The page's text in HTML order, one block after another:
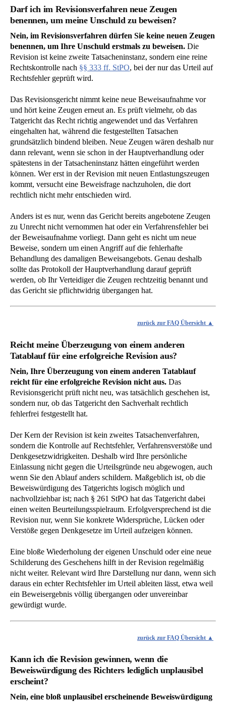
Darf ich im Revisionsverfahren neue Zeugen
benennen, um meine Unschuld zu beweisen?
Nein, im Revisionsverfahren dürfen Sie keine neuen Zeugen
benennen, um Ihre Unschuld erstmals zu beweisen. Die
Revision ist keine zweite Tatsacheninstanz, sondern eine reine
Rechtskontrolle nach §§ 333 ff. StPO, bei der nur das Urteil auf
Rechtsfehler geprüft wird.
Das Revisionsgericht nimmt keine neue Beweisaufnahme vor
und hört keine Zeugen erneut an. Es prüft vielmehr, ob das
Tatgericht das Recht richtig angewendet und das Verfahren
eingehalten hat, während die festgestellten Tatsachen
grundsätzlich bindend bleiben. Neue Zeugen wären deshalb nur
dann relevant, wenn sie schon in der Hauptverhandlung oder
spätestens in der Tatsacheninstanz hätten eingeführt werden
können. Wer erst in der Revision mit neuen Entlastungszeugen
kommt, versucht eine Beweisfrage nachzuholen, die dort
rechtlich nicht mehr entschieden wird.
Anders ist es nur, wenn das Gericht bereits angebotene Zeugen
zu Unrecht nicht vernommen hat oder ein Verfahrensfehler bei
der Beweisaufnahme vorliegt. Dann geht es nicht um neue
Beweise, sondern um einen Angriff auf die fehlerhafte
Behandlung des damaligen Beweisangebots. Genau deshalb
sollte das Protokoll der Hauptverhandlung darauf geprüft
werden, ob Ihr Verteidiger die Zeugen rechtzeitig benannt und
das Gericht sie pflichtwidrig übergangen hat.
zurück zur FAQ Übersicht
Reicht meine Überzeugung von einem anderen
Tatablauf für eine erfolgreiche Revision aus?
Nein, Ihre Überzeugung von einem anderen Tatablauf
reicht für eine erfolgreiche Revision nicht aus. Das
Revisionsgericht prüft nicht neu, was tatsächlich geschehen ist,
sondern nur, ob das Tatgericht den Sachverhalt rechtlich
fehlerfrei festgestellt hat.
Der Kern der Revision ist kein zweites Tatsachenverfahren,
sondern die Kontrolle auf Rechtsfehler, Verfahrensverstöße und
Denkgesetzwidrigkeiten. Deshalb wird Ihre persönliche
Einlassung nicht gegen die Urteilsgründe neu abgewogen, auch
wenn Sie den Ablauf anders schildern. Maßgeblich ist, ob die
Beweiswürdigung des Tatgerichts logisch möglich und
nachvollziehbar ist; nach § 261 StPO hat das Tatgericht dabei
einen weiten Beurteilungsspielraum. Erfolgversprechend ist die
Revision nur, wenn Sie konkrete Widersprüche, Lücken oder
Verstöße gegen Denkgesetze im Urteil aufzeigen können.
Eine bloße Wiederholung der eigenen Unschuld oder eine neue
Schilderung des Geschehens hilft in der Revision regelmäßig
nicht weiter. Relevant wird Ihre Darstellung nur dann, wenn sich
daraus ein echter Rechtsfehler im Urteil ableiten lässt, etwa weil
ein Beweisergebnis völlig übergangen oder unvereinbar
gewürdigt wurde.
zurück zur FAQ Übersicht
Kann ich die Revision gewinnen, wenn die
Beweiswürdigung des Richters lediglich unplausibel
erscheint?
Nein, eine bloß unplausibel erscheinende Beweiswürdigung